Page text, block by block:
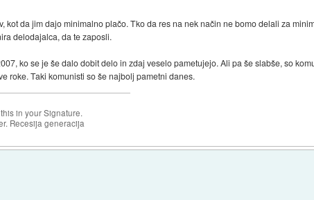
kot da jim dajo minimalno plačo. Tko da res na nek način ne bomo delali za
delodajalca, da te zaposli.
ko se je še dalo dobit delo in zdaj veselo pametujejo. Ali pa še slabše, so
roke. Taki komunisti so še najbolj pametni danes.
in your Signature.
Recesija generacija